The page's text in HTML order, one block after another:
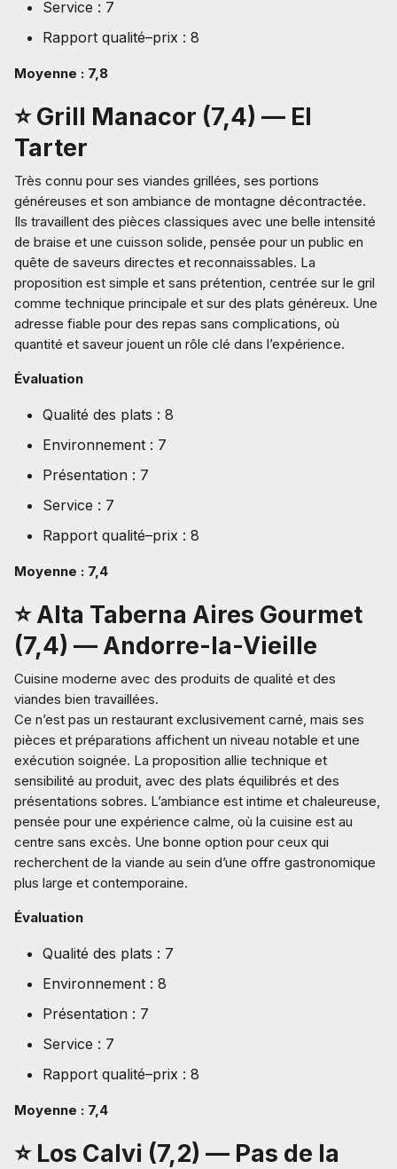
Service : 7
Rapport qualité–prix : 8
Moyenne : 7,8
⭐ Grill Manacor (7,4) — El
Tarter
Très connu pour ses viandes grillées, ses portions
généreuses et son ambiance de montagne décontractée.
Ils travaillent des pièces classiques avec une belle intensité
de braise et une cuisson solide, pensée pour un public en
quête de saveurs directes et reconnaissables. La
proposition est simple et sans prétention, centrée sur le gril
comme technique principale et sur des plats généreux. Une
adresse fiable pour des repas sans complications, où
quantité et saveur jouent un rôle clé dans l’expérience.
Évaluation
Qualité des plats : 8
Environnement : 7
Présentation : 7
Service : 7
Rapport qualité–prix : 8
Moyenne : 7,4
⭐ Alta Taberna Aires Gourmet
(7,4) — Andorre-la-Vieille
Cuisine moderne avec des produits de qualité et des
viandes bien travaillées.
Ce n’est pas un restaurant exclusivement carné, mais ses
pièces et préparations affichent un niveau notable et une
exécution soignée. La proposition allie technique et
sensibilité au produit, avec des plats équilibrés et des
présentations sobres. L’ambiance est intime et chaleureuse,
pensée pour une expérience calme, où la cuisine est au
centre sans excès. Une bonne option pour ceux qui
recherchent de la viande au sein d’une offre gastronomique
plus large et contemporaine.
Évaluation
Qualité des plats : 7
Environnement : 8
Présentation : 7
Service : 7
Rapport qualité–prix : 8
Moyenne : 7,4
⭐ Los Calvi (7,2) — Pas de la